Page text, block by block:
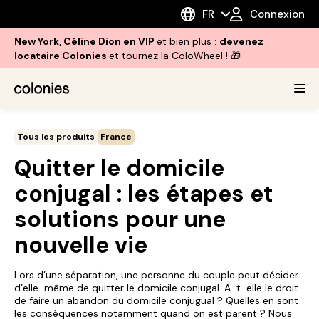
FR Connexion
New York, Céline Dion en VIP et bien plus : devenez
locataire Colonies et tournez la ColoWheel ! 🎁
Tous les produits France
Quitter le domicile
conjugal : les étapes et
solutions pour une
nouvelle vie
Lors d’une séparation, une personne du couple peut décider
d’elle-même de quitter le domicile conjugal. A-t-elle le droit
de faire un abandon du domicile conjugual ? Quelles en sont
les conséquences notamment quand on est parent ? Nous